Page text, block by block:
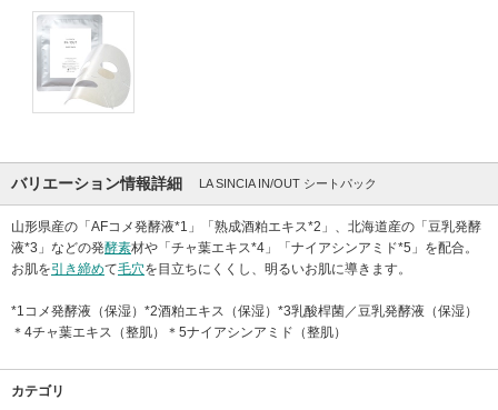
バリエーション情報詳細 LA SINCIA IN/OUT シートパック
山形県産の「AFコメ発酵液*1」「熟成酒粕エキス*2」、北海道産の「豆乳発酵
液*3」などの発酵素材や「チャ葉エキス*4」「ナイアシンアミド*5」を配合。
お肌を引き締めて毛穴を目立ちにくくし、明るいお肌に導きます。
*1コメ発酵液（保湿）*2酒粕エキス（保湿）*3乳酸桿菌／豆乳発酵液（保湿）
＊4チャ葉エキス（整肌）＊5ナイアシンアミド（整肌）
カテゴリ